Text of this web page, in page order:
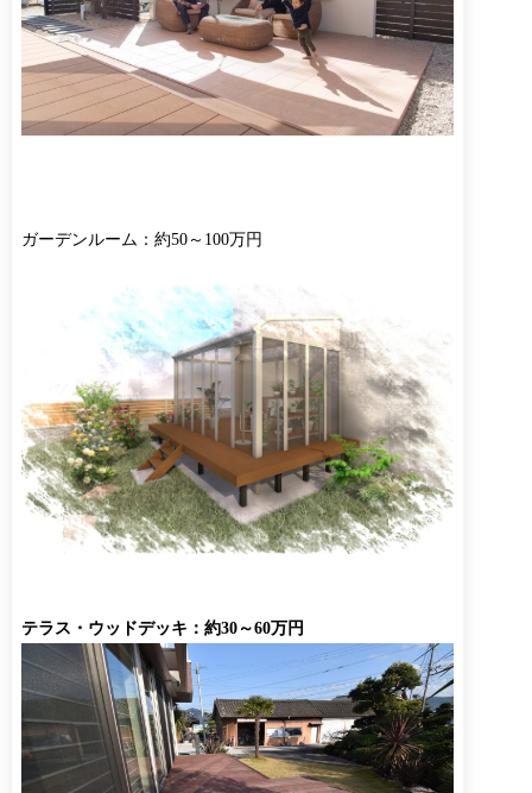
ガーデンルーム：約50～100万円
テラス・ウッドデッキ：約30～60万円